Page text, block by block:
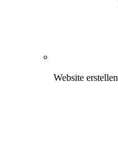
Website erstellen